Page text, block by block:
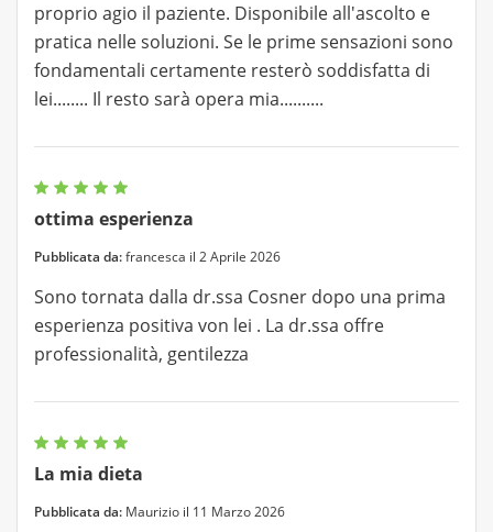
proprio agio il paziente. Disponibile all'ascolto e
pratica nelle soluzioni. Se le prime sensazioni sono
fondamentali certamente resterò soddisfatta di
lei........ Il resto sarà opera mia..........
ottima esperienza
Pubblicata da:francesca il 2 Aprile 2026
Sono tornata dalla dr.ssa Cosner dopo una prima
esperienza positiva von lei . La dr.ssa offre
professionalità, gentilezza
La mia dieta
Pubblicata da: Maurizio il 11 Marzo 2026